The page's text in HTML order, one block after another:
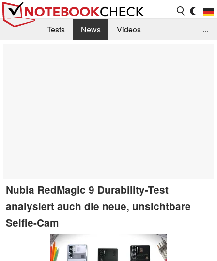
Tests News
Videos
...
Nubia RedMagic 9 Durability-Test
analysiert auch die neue, unsichtbare
Selfie-Cam